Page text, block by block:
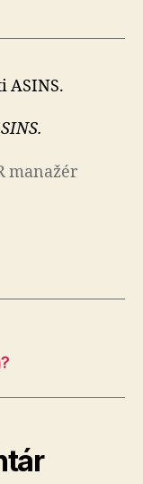
ASINS.
manažér